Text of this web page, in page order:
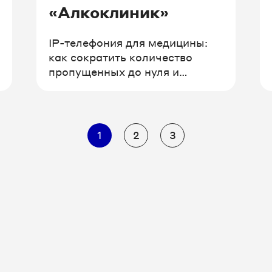
«Алкоклиник»
IP-телефония для медицины:
как сократить количество
пропущенных до нуля и
1 2 3